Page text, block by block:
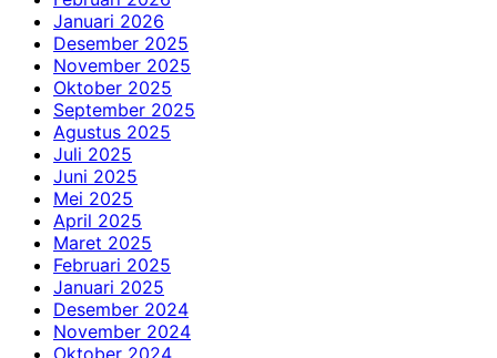
Januari 2026
Desember 2025
November 2025
Oktober 2025
September 2025
Agustus 2025
Juli 2025
Juni 2025
Mei 2025
April 2025
Maret 2025
Februari 2025
Januari 2025
Desember 2024
November 2024